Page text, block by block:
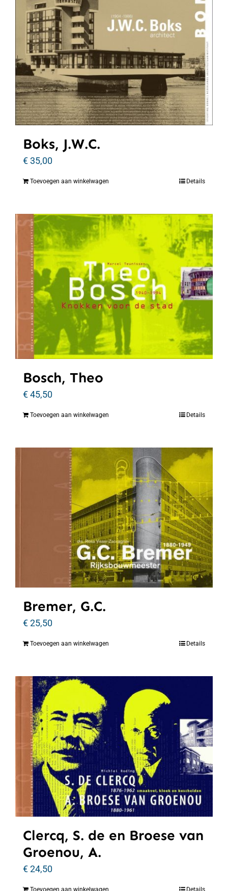
Boks, J.W.C.
€35,00
Toevoegen aan winkelwagen Details
Bosch, Theo
€45,50
Toevoegen aan winkelwagen Details
Bremer, G.C.
€25,50
Toevoegen aan winkelwagen Details
Clercq, S. de en Broese van
Groenou, A.
€24,50
Toevoegen aan winkelwagen Details